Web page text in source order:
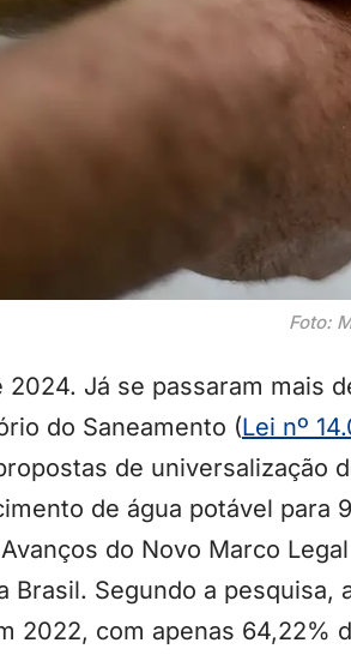
Foto:
2024. Já se passaram mais
do Saneamento (Lei nº
de universalização
de água potável para
do Novo Marco
Brasil. Segundo a
2022, com apenas 64,22%